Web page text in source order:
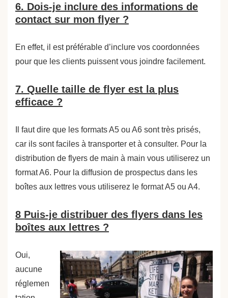
6. Dois-je inclure des informations de
contact sur mon flyer ?
En effet, il est préférable d’inclure vos coordonnées
pour que les clients puissent vous joindre facilement.
7. Quelle taille de flyer est la plus
efficace ?
Il faut dire que les formats A5 ou A6 sont très prisés,
car ils sont faciles à transporter et à consulter. Pour la
distribution de flyers de main à main vous utiliserez un
format A6. Pour la diffusion de prospectus dans les
boîtes aux lettres vous utiliserez le format A5 ou A4.
8 Puis-je distribuer des flyers dans les
boîtes aux lettres ?
Oui,
aucune
réglemen